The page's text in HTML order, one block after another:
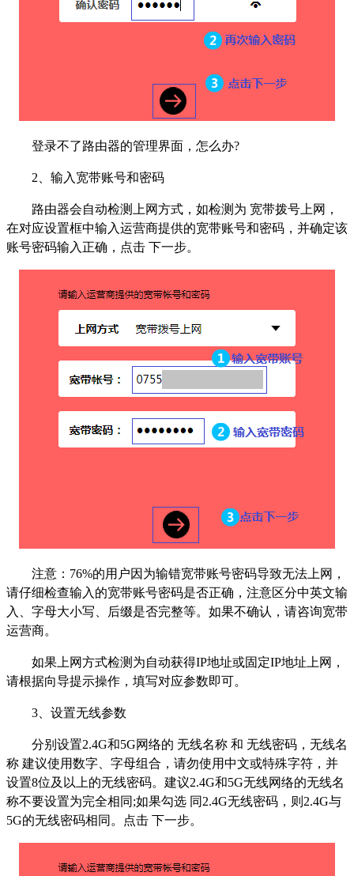
登录不了路由器的管理界面，怎么办?
2、输入宽带账号和密码
路由器会自动检测上网方式，如检测为 宽带拨号上网，
在对应设置框中输入运营商提供的宽带账号和密码，并确定该
账号密码输入正确，点击 下一步。
注意：76%的用户因为输错宽带账号密码导致无法上网，
请仔细检查输入的宽带账号密码是否正确，注意区分中英文输
入、字母大小写、后缀是否完整等。如果不确认，请咨询宽带
运营商。
如果上网方式检测为自动获得IP地址或固定IP地址上网，
请根据向导提示操作，填写对应参数即可。
3、设置无线参数
分别设置2.4G和5G网络的 无线名称 和 无线密码，无线名
称 建议使用数字、字母组合，请勿使用中文或特殊字符，并
设置8位及以上的无线密码。建议2.4G和5G无线网络的无线名
称不要设置为完全相同;如果勾选 同2.4G无线密码，则2.4G与
5G的无线密码相同。点击 下一步。